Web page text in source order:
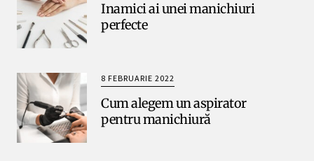
Inamici ai unei manichiuri
perfecte
8 FEBRUARIE 2022
Cum alegem un aspirator
pentru manichiură